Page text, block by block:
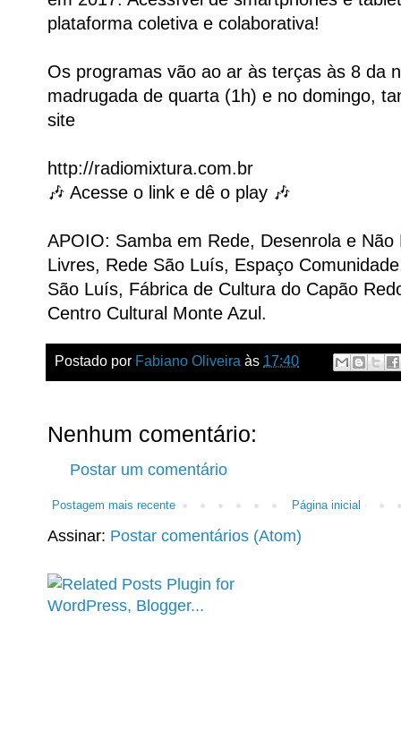
plataforma coletiva e colaborativa!
Os programas vão ao ar às terças às 8 da
madrugada de quarta (1h) e no domingo,
site
http://radiomixtura.com.br
🎶 Acesse o link e dê o play 🎶
APOIO: Samba em Rede, Desenrola e
Livres, Rede São Luís, Espaço
São Luís, Fábrica de Cultura do Capão
Centro Cultural Monte Azul.
Postado por Fabiano Oliveira às 17:40
Nenhum comentário:
Postar um comentário
Postagem mais recente Página inicial
Assinar: Postar comentários (Atom)